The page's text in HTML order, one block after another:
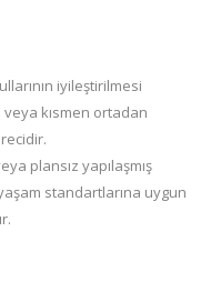
iyileştirilmesi
veya kısmen ortadan
plansız yapılaşmış
standartlarına uygun